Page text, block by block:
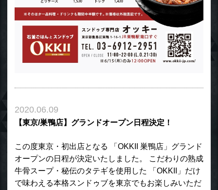
2020.06.09
【東京/巣鴨店】グランドオープン日程決定！
この度東京・初出店となる 「OKKII 巣鴨店」グランド
オープンの日程が決定いたしました。 こだわりの熟成
牛骨スープ・秘伝のタテギを使用した 「OKKII」だけ
で味わえる本格スンドゥブを東京でもお楽しみいただ